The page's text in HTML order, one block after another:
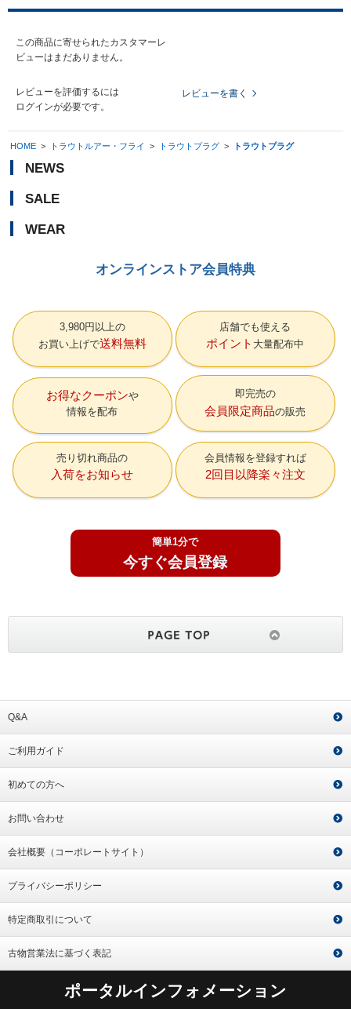
この商品に寄せられたカスタマーレ
ビューはまだありません。
レビューを評価するには
ログインが必要です。
レビューを書く
HOME > トラウトルアー・フライ > トラウトプラグ > トラウトプラグ
NEWS
SALE
WEAR
オンラインストア会員特典
3,980円以上の
お買い上げで送料無料
店舗でも使える
ポイント 大量配布中
お得なクーポン
情報を配布
即完売の
会員限定商品の販売
売り切れ商品の
入荷をお知らせ
会員情報を登録すれば
2回目以降楽々注文
簡単1分で
今すぐ会員登録
Q&A
ご利用ガイド
初めての方へ
お問い合わせ
会社概要（コーポレートサイト）
プライバシーポリシー
特定商取引について
古物営業法に基づく表記
ポータルインフォメーション